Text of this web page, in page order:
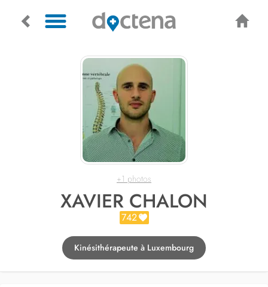
+1 photos
XAVIER CHALON
742
Kinésithérapeute à Luxembourg